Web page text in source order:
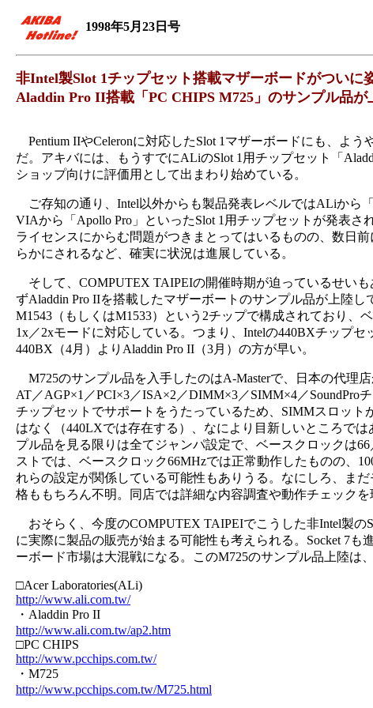
1998年5月23日号
非Intel製Slot 1チップセット搭載マザーボードがついに
Aladdin Pro II搭載「PC CHIPS M725」のサンプル品が
Pentium IIやCeleronに対応したSlot 1マザーボードにも、よ
だ。アキバには、もうすでにALiのSlot 1用チップセット「
ショップ向けに評価用として出まわり始めている。
ご存知の通り、Intel以外からも製品発表レベルではALiから「
VIAから「Apollo Pro」といったSlot 1用チップセットが発表
ライセンスにからむ問題がつきまとってはいるものの、数日
らかにされるなど、確実に状況は進展している。
そして、COMPUTEX TAIPEIの開催時期が迫っているせい
ずAladdin Pro IIを搭載したマザーボートのサンプル品が上陸し
M1543（もしくはM1533）という2チップで構成されており、
1x／2xモードに対応している。つまり、Intelの440BXチップ
440BX（4月）よりAladdin Pro II（3月）の方が早い。
M725のサンプル品を入手したのはA-Masterで、日本の代理
AT／AGP×1／PCI×3／ISA×2／DIMM×3／SIMM×4／
チップセットでサポートをうたっているため、SIMMスロッ
はなく（440LXでは存在する）、なにより目新しいところで
プル品を見る限りは全てジャンパ設定で、ベースクロックは
ストでは、ベースクロック66MHzでは正常動作したものの、
れらの設定が関係している可能性もありうる。なにしろ、ま
格ももちろん不明。同店では詳細な内容調査や動作チェックを
おそらく、今度のCOMPUTEX TAIPEIでこうした非Intel製
に実際に製品の販売が始まる可能性も考えられる。Socket 7も
ーボード市場は大混戦になる。このM725のサンプル品上陸は
□Acer Laboratories(ALi)
http://www.ali.com.tw/
・Aladdin Pro II
http://www.ali.com.tw/ap2.htm
□PC CHIPS
http://www.pcchips.com.tw/
・M725
http://www.pcchips.com.tw/M725.html